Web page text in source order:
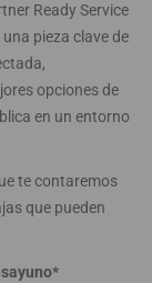
Ready Service
una pieza clave de
opciones de
en un entorno
te contaremos
que pueden